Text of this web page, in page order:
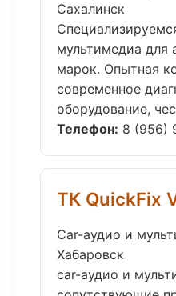
Сахалинск
мультимедиа для
марок. Опытная
современное
оборудование,
Телефон: 8 (956)
ТК QuickFix
Car-аудио и
Хабаровск
car-аудио и